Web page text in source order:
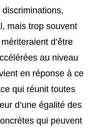
mais trop souvent
d’être
au niveau
en réponse à ce
qui réunit toutes
d’une égalité des
qui peuvent